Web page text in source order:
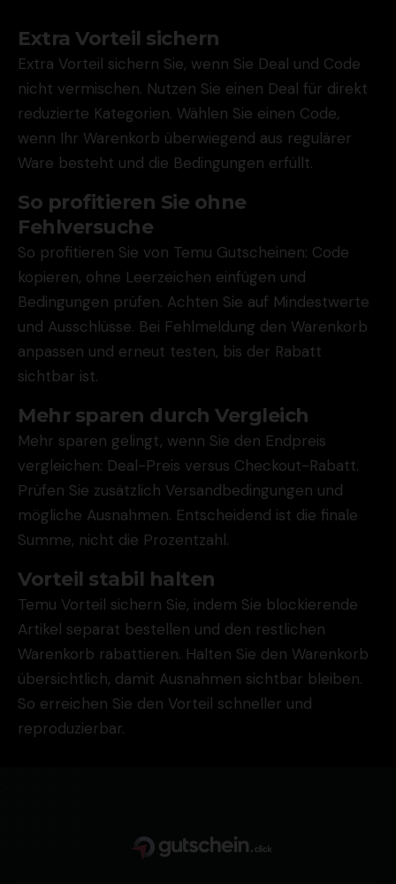
Extra Vorteil sichern
Extra Vorteil sichern Sie, wenn Sie Deal und Code
nicht vermischen. Nutzen Sie einen Deal für direkt
reduzierte Kategorien. Wählen Sie einen Code,
wenn Ihr Warenkorb überwiegend aus regulärer
Ware besteht und die Bedingungen erfüllt.
So profitieren Sie ohne
Fehlversuche
So profitieren Sie von Temu Gutscheinen: Code
kopieren, ohne Leerzeichen einfügen und
Bedingungen prüfen. Achten Sie auf Mindestwerte
und Ausschlüsse. Bei Fehlmeldung den Warenkorb
anpassen und erneut testen, bis der Rabatt
sichtbar ist.
Mehr sparen durch Vergleich
Mehr sparen gelingt, wenn Sie den Endpreis
vergleichen: Deal-Preis versus Checkout-Rabatt.
Prüfen Sie zusätzlich Versandbedingungen und
mögliche Ausnahmen. Entscheidend ist die finale
Summe, nicht die Prozentzahl.
Vorteil stabil halten
Temu Vorteil sichern Sie, indem Sie blockierende
Artikel separat bestellen und den restlichen
Warenkorb rabattieren. Halten Sie den Warenkorb
übersichtlich, damit Ausnahmen sichtbar bleiben.
So erreichen Sie den Vorteil schneller und
reproduzierbar.